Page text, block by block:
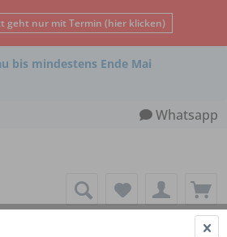
geht nur mit Termin (hier klicken)
bis mindestens Ende Mai
Whatsapp